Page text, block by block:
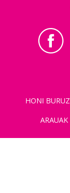
HONI BURUZ
ARAUAK